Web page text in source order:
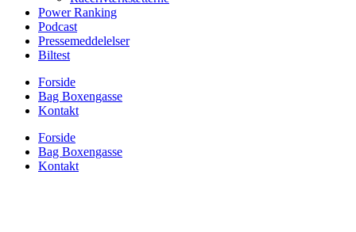
Power Ranking
Podcast
Pressemeddelelser
Biltest
Forside
Bag Boxengasse
Kontakt
Forside
Bag Boxengasse
Kontakt